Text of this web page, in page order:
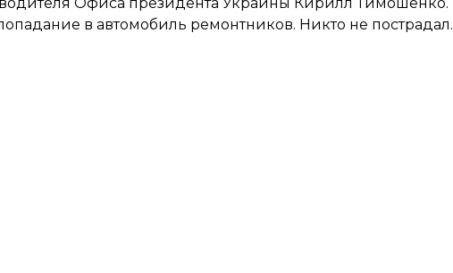
в автомобиль ремонтников. Никто не пострадал.